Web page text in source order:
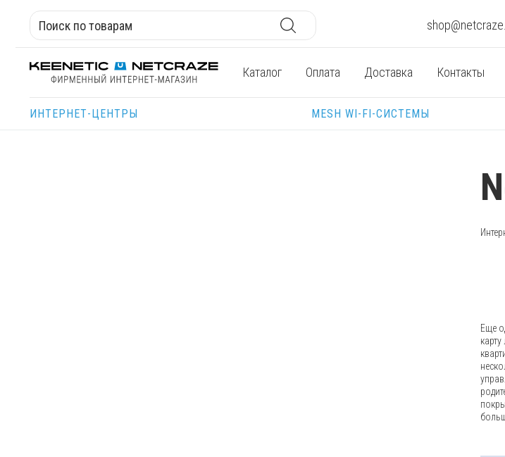
Каталог Оплата Доставка Контакты
ИНТЕРНЕТ-ЦЕНТРЫ MESH WI-FI-СИСТЕМЫ
Еще